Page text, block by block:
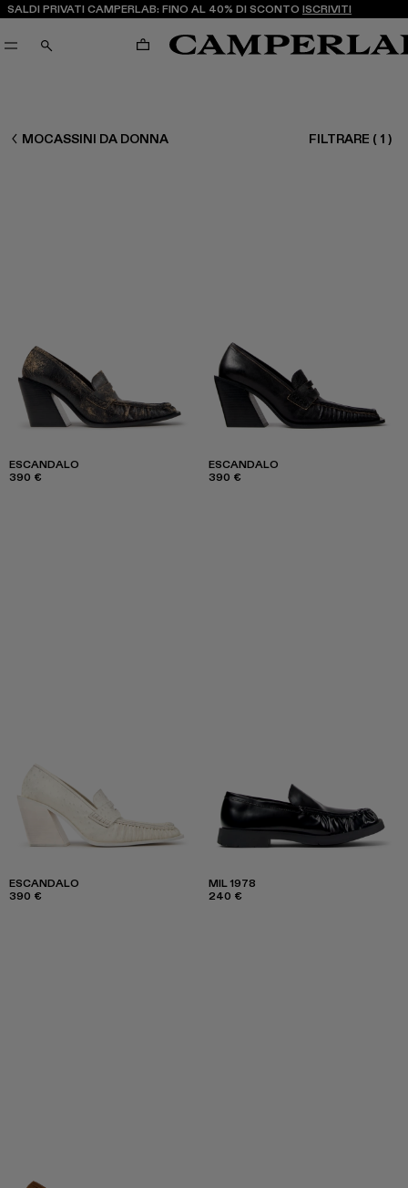
SALDI PRIVATI CAMPERLAB: FINO AL 40% DI SCONTO ISCRIVITI
CERCA CARRELLO
DONNA SCARPE
MOCASSINI DA DONNA FILTRARE ( 1 )
ESCANDALO
390 €
ESCANDALO
390 €
ESCANDALO
390 €
MIL 1978
240 €